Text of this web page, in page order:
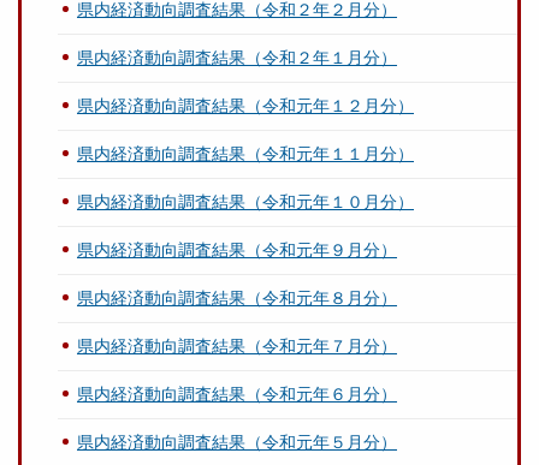
県内経済動向調査結果（令和２年２月分）
県内経済動向調査結果（令和２年１月分）
県内経済動向調査結果（令和元年１２月分）
県内経済動向調査結果（令和元年１１月分）
県内経済動向調査結果（令和元年１０月分）
県内経済動向調査結果（令和元年９月分）
県内経済動向調査結果（令和元年８月分）
県内経済動向調査結果（令和元年７月分）
県内経済動向調査結果（令和元年６月分）
県内経済動向調査結果（令和元年５月分）